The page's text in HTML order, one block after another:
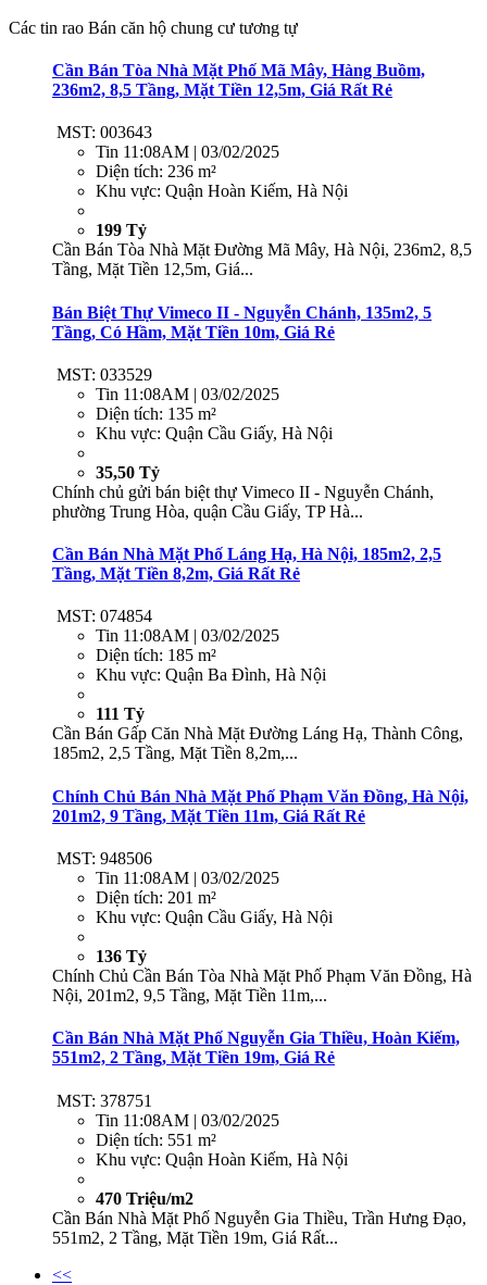
Các tin rao Bán căn hộ chung cư tương tự
Cần Bán Tòa Nhà Mặt Phố Mã Mây, Hàng Buồm,
236m2, 8,5 Tầng, Mặt Tiền 12,5m, Giá Rất Rẻ
MST: 003643
Tin 11:08AM | 03/02/2025
Diện tích: 236 m²
Khu vực: Quận Hoàn Kiếm, Hà Nội
199 Tỷ
Cần Bán Tòa Nhà Mặt Đường Mã Mây, Hà Nội, 236m2, 8,5
Tầng, Mặt Tiền 12,5m, Giá...
Bán Biệt Thự Vimeco II - Nguyễn Chánh, 135m2, 5
Tầng, Có Hầm, Mặt Tiền 10m, Giá Rẻ
MST: 033529
Tin 11:08AM | 03/02/2025
Diện tích: 135 m²
Khu vực: Quận Cầu Giấy, Hà Nội
35,50 Tỷ
Chính chủ gửi bán biệt thự Vimeco II - Nguyễn Chánh,
phường Trung Hòa, quận Cầu Giấy, TP Hà...
Cần Bán Nhà Mặt Phố Láng Hạ, Hà Nội, 185m2, 2,5
Tầng, Mặt Tiền 8,2m, Giá Rất Rẻ
MST: 074854
Tin 11:08AM | 03/02/2025
Diện tích: 185 m²
Khu vực: Quận Ba Đình, Hà Nội
111 Tỷ
Cần Bán Gấp Căn Nhà Mặt Đường Láng Hạ, Thành Công,
185m2, 2,5 Tầng, Mặt Tiền 8,2m,...
Chính Chủ Bán Nhà Mặt Phố Phạm Văn Đồng, Hà Nội,
201m2, 9 Tầng, Mặt Tiền 11m, Giá Rất Rẻ
MST: 948506
Tin 11:08AM | 03/02/2025
Diện tích: 201 m²
Khu vực: Quận Cầu Giấy, Hà Nội
136 Tỷ
Chính Chủ Cần Bán Tòa Nhà Mặt Phố Phạm Văn Đồng, Hà
Nội, 201m2, 9,5 Tầng, Mặt Tiền 11m,...
Cần Bán Nhà Mặt Phố Nguyễn Gia Thiều, Hoàn Kiếm,
551m2, 2 Tầng, Mặt Tiền 19m, Giá Rẻ
MST: 378751
Tin 11:08AM | 03/02/2025
Diện tích: 551 m²
Khu vực: Quận Hoàn Kiếm, Hà Nội
470 Triệu/m2
Cần Bán Nhà Mặt Phố Nguyễn Gia Thiều, Trần Hưng Đạo,
551m2, 2 Tầng, Mặt Tiền 19m, Giá Rất...
<<